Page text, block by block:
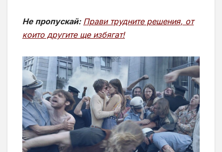
Не пропускай: Прави трудните решения, от
които другите ще избягат!